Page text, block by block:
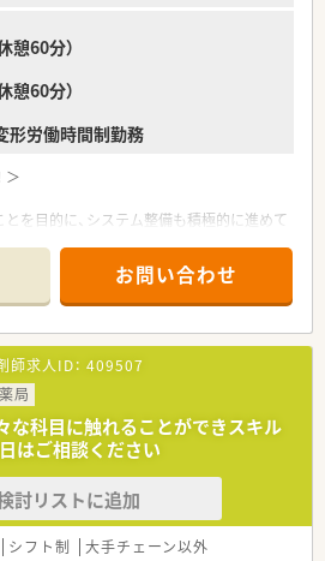
憩60分）
憩60分）
形労働時間制勤務
＞
を目的に、システム整備も積極的に進めて
短縮につながっており、月平均で5時間程
ス】
ャンスを与える社風で、20代で管理薬剤
しゃいます。
携わりたい」や、「エリアマネージャーにな
やりたいことを後押ししております！
単位で取得が可能です。
まで時短勤務を採用しています。
しているなど、育児中でも安心して就業で
しています。
お問い合わせ
師求人ID： 409507
局
な科目に触れることができスキル
はご相談ください
討リストに追加
シフト制 大手チェーン以外